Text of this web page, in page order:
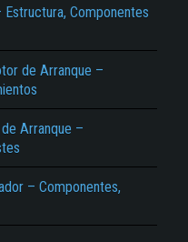
Componentes
de Arranque –
Arranque –
– Componentes,